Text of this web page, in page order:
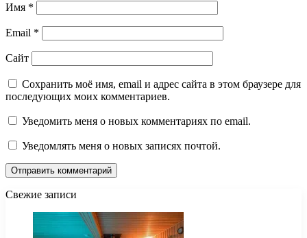
Имя *
Email *
Сайт
Сохранить моё имя, email и адрес сайта в этом браузере для
последующих моих комментариев.
Уведомить меня о новых комментариях по email.
Уведомлять меня о новых записях почтой.
Свежие записи